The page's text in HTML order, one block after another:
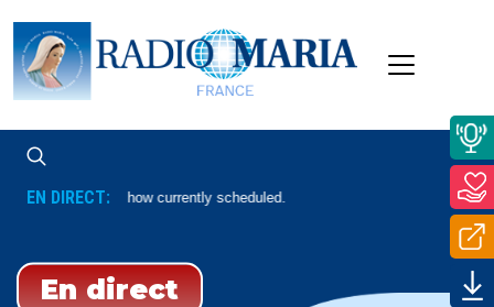
EN DIRECT:No Show currently scheduled.
En direct